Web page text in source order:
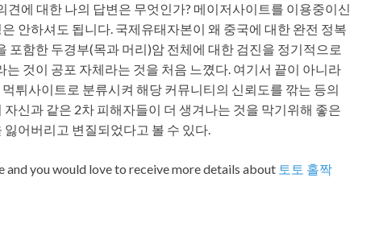
에 대한 나의 답변은 무엇인가? 메이저사이트를 이용중이신
안하셔도 됩니다. 국제유태자본이 왜 중국에 대한 완전 정복
포함한 두경부(목과 머리)암 전체에 대한 검진을 정기적으로
것이 공포 자체라는 것을 처음 느꼈다. 여기서 끝이 아니라
튀사이트로 분류시켜 해당 커뮤니티의 신뢰도를 깎는 등의
신과 같은 2차 피해자들이 더 생겨나는 것을 막기위해 좋은
어버리고 변질되었다고 볼 수 있다.
you would love to receive more details about 토토 홀짝